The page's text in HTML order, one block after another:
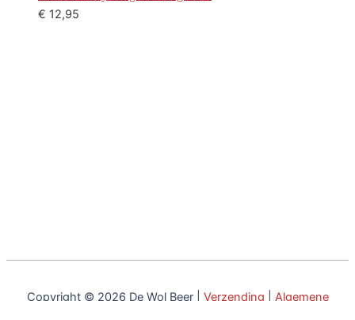
€ 12,95
Copyright © 2026 De Wol Beer | Verzending
Algemene